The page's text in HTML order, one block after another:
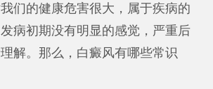
们的健康危害很大，属于疾病的
病初期没有明显的感觉，严重后
解。那么，白癜风有哪些常识